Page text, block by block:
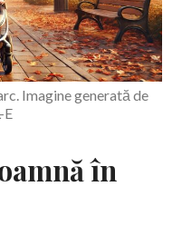
Imagine generată de
E
în